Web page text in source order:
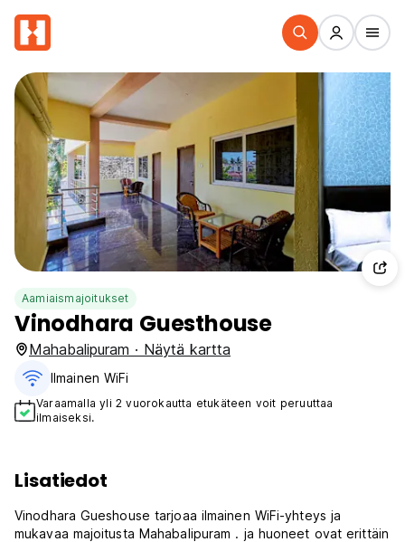
Aamiaismajoitukset
Vinodhara Guesthouse
Mahabalipuram · Näytä kartta
Ilmainen WiFi
Varaamalla yli 2 vuorokautta etukäteen voit peruuttaa
ilmaiseksi.
Lisatiedot
Vinodhara Gueshouse tarjoaa ilmainen WiFi-yhteys ja
mukavaa majoitusta Mahabalipuram . ja huoneet ovat erittäin